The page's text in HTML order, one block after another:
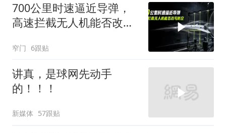
700公里时速逼近导弹，
高速拦截无人机能否改写
窄门 6跟贴
讲真，是球网先动手
的！！！
新媒体 57跟贴